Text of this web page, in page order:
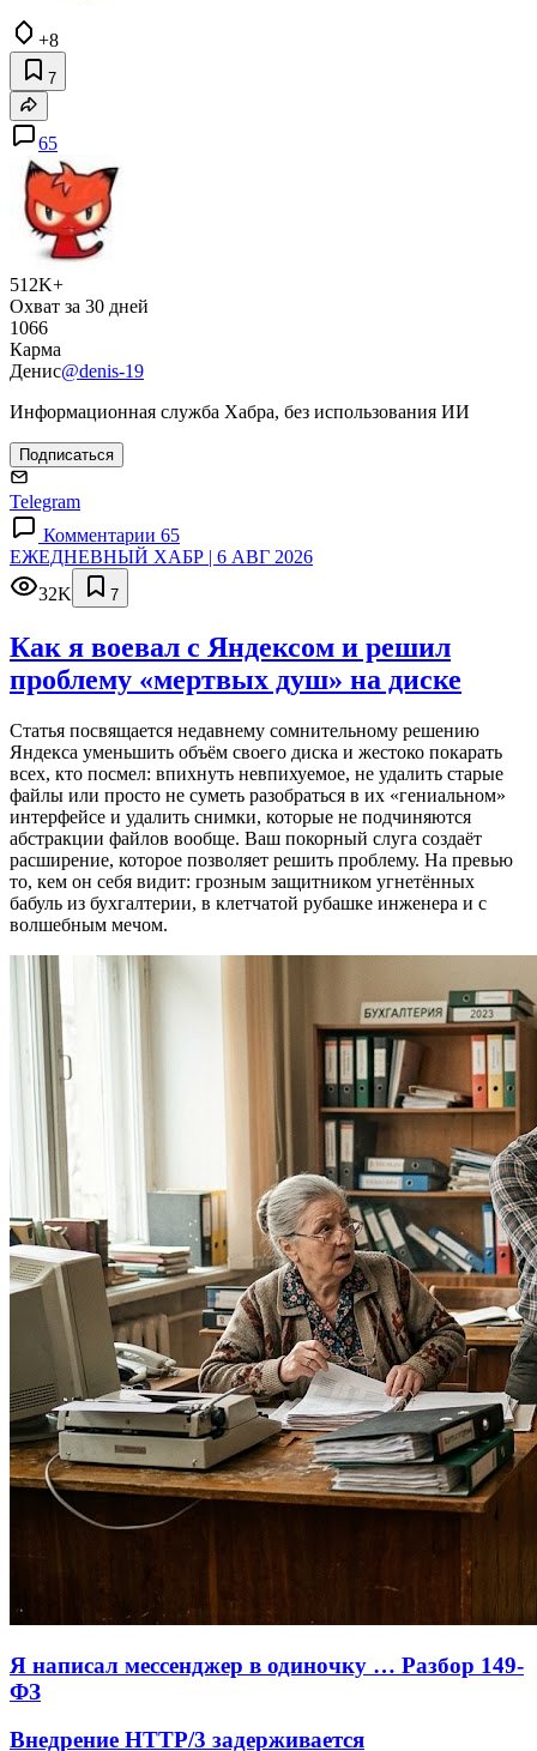
+8
7
65
512K+
Охват за 30 дней
1066
Карма
Денис@denis-19
Информационная служба Хабра, без использования ИИ
Подписаться
Telegram
Комментарии 65
ЕЖЕДНЕВНЫЙ ХАБР | 6 АВГ 2026
32K
7
Как я воевал с Яндексом и решил
проблему «мертвых душ» на диске
Статья посвящается недавнему сомнительному решению
Яндекса уменьшить объём своего диска и жестоко покарать
всех, кто посмел: впихнуть невпихуемое, не удалить старые
файлы или просто не суметь разобраться в их «гениальном»
интерфейсе и удалить снимки, которые не подчиняются
абстракции файлов вообще. Ваш покорный слуга создаёт
расширение, которое позволяет решить проблему. На превью
то, кем он себя видит: грозным защитником угнетённых
бабуль из бухгалтерии, в клетчатой рубашке инженера и с
волшебным мечом.
Я написал мессенджер в одиночку … Разбор 149-
ФЗ
Внедрение HTTP/3 задерживается